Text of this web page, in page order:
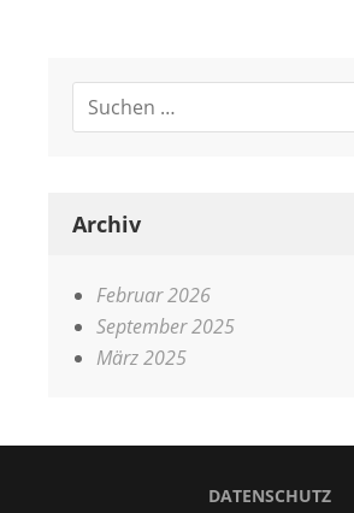
Archiv
Februar 2026
September 2025
März 2025
DATENSCHUTZ